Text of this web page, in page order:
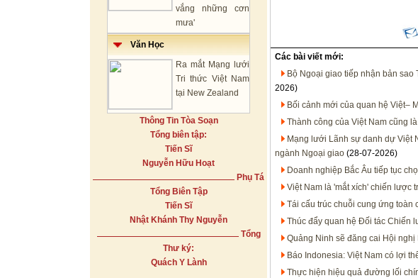
vắng những cơn
mưa'
Văn Học
Ra mắt Mạng lưới
Tri thức Việt Nam
tại New Zealand
Thông Tin Tòa Soạn
Tổng biên tập:
Tiến Sĩ
Nguyễn Hữu Hoạt
Phụ Tá
Tổng Biên Tập
Tiến Sĩ
Nhật Khánh Thy Nguyễn
Tổng
Thư ký:
Quách Y Lành
Các bài viết mới:
Bộ Ngoại giao tiếp nhận bản
2026)
Bối cảnh mới của quan hệ Việt–
Thành công của Việt Nam cũng
Mạng lưới Lãnh sự danh dự Việt
ngành Ngoại giao (28-07-2026)
Doanh nghiệp Bắc Âu tiếp tục
Việt Nam là 'mắt xích' chiến lược
Tái cấu trúc chuỗi cung ứng toàn
Thúc đẩy quan hệ Đối tác Chiến
Quảng Ninh sẽ đăng cai Hội
Báo Indonesia: Việt Nam có lợi
Thực hiện hiệu quả đường lối